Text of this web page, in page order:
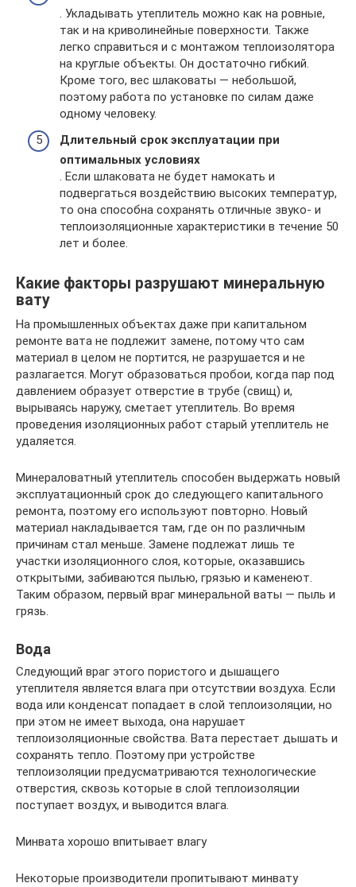
. Укладывать утеплитель можно как на ровные,
так и на криволинейные поверхности. Также
легко справиться и с монтажом теплоизолятора
на круглые объекты. Он достаточно гибкий.
Кроме того, вес шлаковаты — небольшой,
поэтому работа по установке по силам даже
одному человеку.
Длительный срок эксплуатации при
оптимальных условиях
. Если шлаковата не будет намокать и
подвергаться воздействию высоких температур,
то она способна сохранять отличные звуко- и
теплоизоляционные характеристики в течение 50
лет и более.
Какие факторы разрушают минеральную
вату
На промышленных объектах даже при капитальном
ремонте вата не подлежит замене, потому что сам
материал в целом не портится, не разрушается и не
разлагается. Могут образоваться пробои, когда пар под
давлением образует отверстие в трубе (свищ) и,
вырываясь наружу, сметает утеплитель. Во время
проведения изоляционных работ старый утеплитель не
удаляется.
Минераловатный утеплитель способен выдержать новый
эксплуатационный срок до следующего капитального
ремонта, поэтому его используют повторно. Новый
материал накладывается там, где он по различным
причинам стал меньше. Замене подлежат лишь те
участки изоляционного слоя, которые, оказавшись
открытыми, забиваются пылью, грязью и каменеют.
Таким образом, первый враг минеральной ваты — пыль и
грязь.
Вода
Следующий враг этого пористого и дышащего
утеплителя является влага при отсутствии воздуха. Если
вода или конденсат попадает в слой теплоизоляции, но
при этом не имеет выхода, она нарушает
теплоизоляционные свойства. Вата перестает дышать и
сохранять тепло. Поэтому при устройстве
теплоизоляции предусматриваются технологические
отверстия, сквозь которые в слой теплоизоляции
поступает воздух, и выводится влага.
Минвата хорошо впитывает влагу
Некоторые производители пропитывают минвату